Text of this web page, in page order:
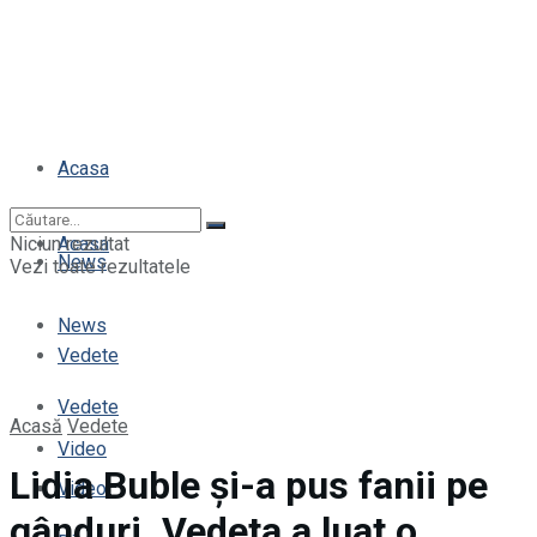
Acasa
News
Vedete
Video
Acasa
News
Vedete
Video
Niciun rezultat
Vezi toate rezultatele
Acasă Vedete
Lidia Buble și-a pus fanii pe